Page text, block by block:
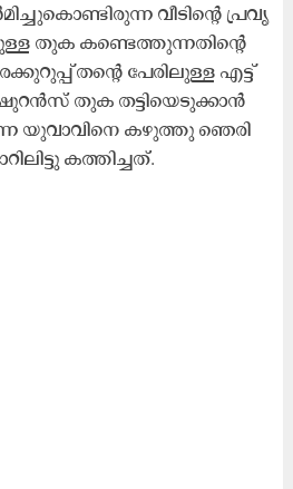
വീ​ടി​ന്‍റെ പ്ര​വൃ​
തു​ക ക​ണ്ടെ​ത്തു​ന്ന​തി​ന്‍റെ
ത​ന്‍റെ പേ​രി​ലു​ള്ള എ​ട്ട്
തു​ക ത​ട്ടി​യെ​ടു​ക്കാ​ന്‍
യു​വാ​വി​നെ ക​ഴു​ത്തു ഞെ​രി​
ക​ത്തി​ച്ച​ത്.